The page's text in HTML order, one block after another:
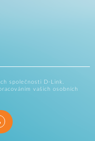
společnosti D-Link.
vašich osobních